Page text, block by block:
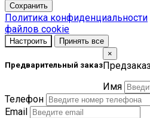
Сохранить
Политика конфиденциальности
файлов cookie
Настроить Принять все
Предварительный заказ
×
Имя
Телефон
Email